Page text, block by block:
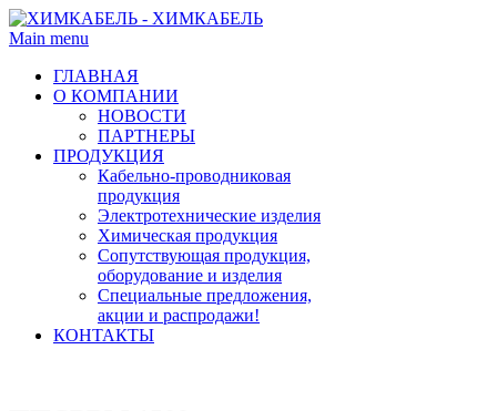
Main menu
ГЛАВНАЯ
О КОМПАНИИ
НОВОСТИ
ПАРТНЕРЫ
ПРОДУКЦИЯ
Кабельно-проводниковая
продукция
Электротехнические изделия
Химическая продукция
Сопутствующая продукция,
оборудование и изделия
Специальные предложения,
акции и распродажи!
КОНТАКТЫ